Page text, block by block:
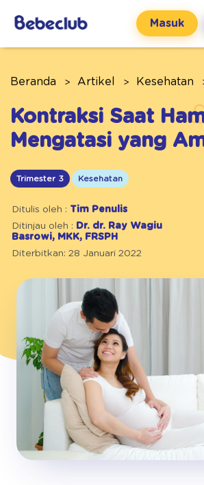
Masuk
Beranda Artikel Kesehatan
Kontraksi Saat
Mengatasi yang
Trimester 3 Kesehatan
Ditulis oleh : Tim Penulis
Ditinjau oleh : Dr. dr. Ray Wagiu
Basrowi, MKK, FRSPH
Diterbitkan: 28 Januari 2022